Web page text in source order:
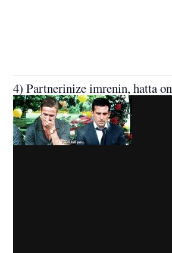
4) Partnerinize imrenin, hatta